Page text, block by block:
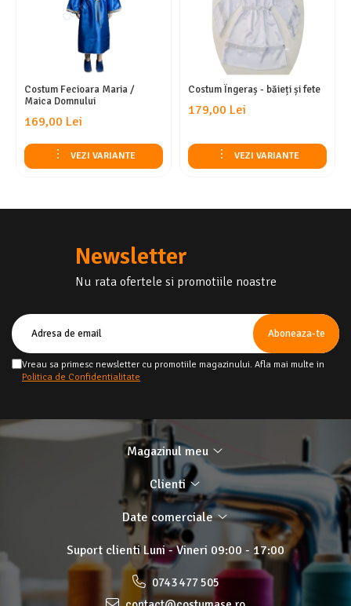
Costum Fecioara Maria /
Maica Domnului
169,00 Lei
VEZI VARIANTE
Costum Îngeraș - băieți și fete
179,00 Lei
VEZI VARIANTE
Newsletter
Nu rata ofertele si promotiile noastre
Vreau sa primesc newsletter cu promotiile magazinului. Afla mai multe in
Politica de Confidentialitate
Magazinul meu
Clienti
Date comerciale
Suport clienti Luni - Vineri 09:00 - 17:00
0743 477 505